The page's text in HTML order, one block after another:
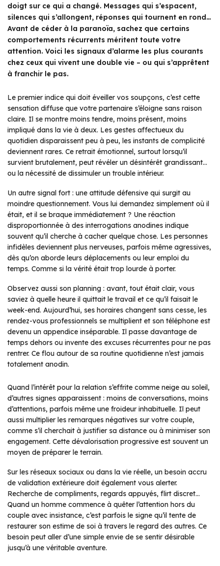
doigt sur ce qui a changé. Messages qui s’espacent,
silences qui s’allongent, réponses qui tournent en rond…
Avant de céder à la paranoïa, sachez que certains
comportements récurrents méritent toute votre
attention. Voici les signaux d’alarme les plus courants
chez ceux qui vivent une double vie – ou qui s’apprêtent
à franchir le pas.
Le premier indice qui doit éveiller vos soupçons, c’est cette
sensation diffuse que votre partenaire s’éloigne sans raison
claire. Il se montre moins tendre, moins présent, moins
impliqué dans la vie à deux. Les gestes affectueux du
quotidien disparaissent peu à peu, les instants de complicité
deviennent rares. Ce retrait émotionnel, surtout lorsqu’il
survient brutalement, peut révéler un désintérêt grandissant…
ou la nécessité de dissimuler un trouble intérieur.
Un autre signal fort : une attitude défensive qui surgit au
moindre questionnement. Vous lui demandez simplement où il
était, et il se braque immédiatement ? Une réaction
disproportionnée à des interrogations anodines indique
souvent qu’il cherche à cacher quelque chose. Les personnes
infidèles deviennent plus nerveuses, parfois même agressives,
dès qu’on aborde leurs déplacements ou leur emploi du
temps. Comme si la vérité était trop lourde à porter.
Observez aussi son planning : avant, tout était clair, vous
saviez à quelle heure il quittait le travail et ce qu’il faisait le
week-end. Aujourd’hui, ses horaires changent sans cesse, les
rendez-vous professionnels se multiplient et son téléphone est
devenu un appendice inséparable. Il passe davantage de
temps dehors ou invente des excuses récurrentes pour ne pas
rentrer. Ce flou autour de sa routine quotidienne n’est jamais
totalement anodin.
Quand l’intérêt pour la relation s’effrite comme neige au soleil,
d’autres signes apparaissent : moins de conversations, moins
d’attentions, parfois même une froideur inhabituelle. Il peut
aussi multiplier les remarques négatives sur votre couple,
comme s’il cherchait à justifier sa distance ou à minimiser son
engagement. Cette dévalorisation progressive est souvent un
moyen de préparer le terrain.
Sur les réseaux sociaux ou dans la vie réelle, un besoin accru
de validation extérieure doit également vous alerter.
Recherche de compliments, regards appuyés, flirt discret…
Quand un homme commence à quêter l’attention hors du
couple avec insistance, c’est parfois le signe qu’il tente de
restaurer son estime de soi à travers le regard des autres. Ce
besoin peut aller d’une simple envie de se sentir désirable
jusqu’à une véritable aventure.